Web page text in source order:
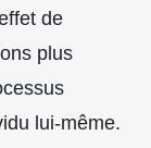
de
plus
lui-même.